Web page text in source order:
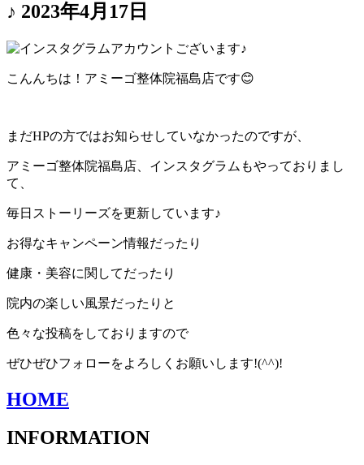
♪ 2023年4月17日
こんんちは！アミーゴ整体院福島店です😊
まだHPの方ではお知らせしていなかったのですが、
アミーゴ整体院福島店、インスタグラムもやっておりまし
て、
毎日ストーリーズを更新しています♪
お得なキャンペーン情報だったり
健康・美容に関してだったり
院内の楽しい風景だったりと
色々な投稿をしておりますので
ぜひぜひフォローをよろしくお願いします!(^^)!
HOME
INFORMATION